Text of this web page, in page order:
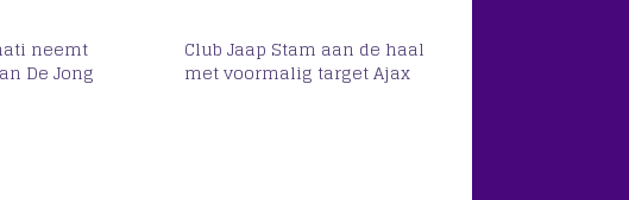
neemt
De Jong
Club Jaap Stam aan de haal
met voormalig target Ajax